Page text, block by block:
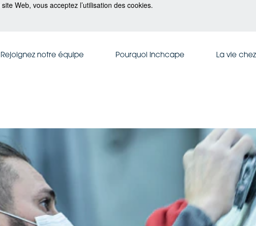
Web, vous acceptez l’utilisation des cookies.
Rejoignez notre équipe Pourquoi Inchcape La vie